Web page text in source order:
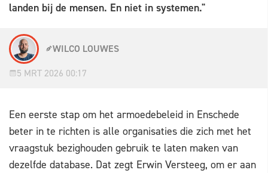
landen bij de mensen. En niet in systemen."
WILCO LOUWES
5 MRT 2026 00:17
Een eerste stap om het armoedebeleid in Enschede
beter in te richten is alle organisaties die zich met het
vraagstuk bezighouden gebruik te laten maken van
dezelfde database. Dat zegt Erwin Versteeg, om er aan